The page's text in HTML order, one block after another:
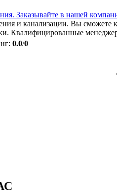
Заказывайте в нашей
и канализации. Вы
Квалифицированные
: 0.0/0